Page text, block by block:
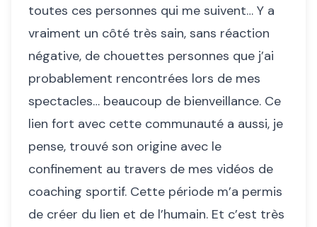
toutes ces personnes qui me suivent… Y a
vraiment un côté très sain, sans réaction
négative, de chouettes personnes que j’ai
probablement rencontrées lors de mes
spectacles… beaucoup de bienveillance. Ce
lien fort avec cette communauté a aussi, je
pense, trouvé son origine avec le
confinement au travers de mes vidéos de
coaching sportif. Cette période m’a permis
de créer du lien et de l’humain. Et c’est très